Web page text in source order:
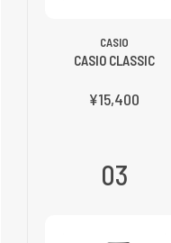
CASIO
CASIO CLASSIC
¥15,400
03